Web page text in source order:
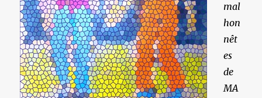
mal
hon
nêt
es
de
MA